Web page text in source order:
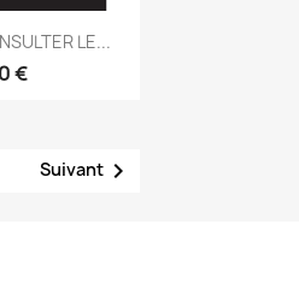
rapideLE...
€
Suivant